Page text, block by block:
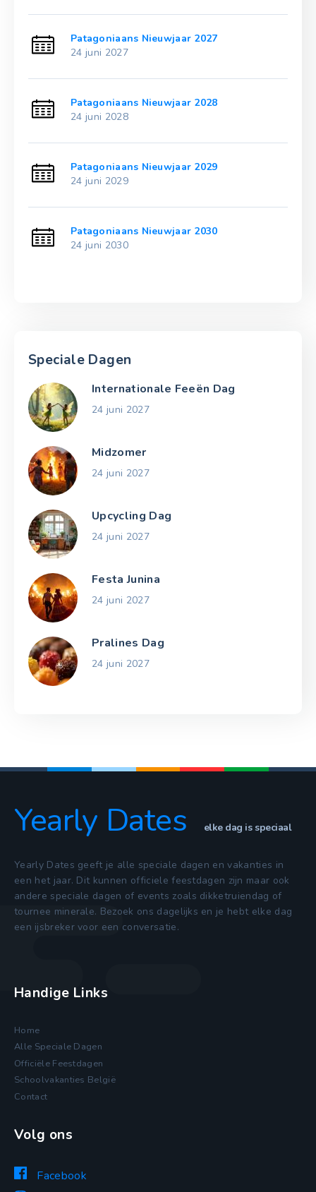
Patagoniaans Nieuwjaar 2027
24 juni 2027
Patagoniaans Nieuwjaar 2028
24 juni 2028
Patagoniaans Nieuwjaar 2029
24 juni 2029
Patagoniaans Nieuwjaar 2030
24 juni 2030
Speciale Dagen
Internationale Feeën Dag
24 juni 2027
Midzomer
24 juni 2027
Upcycling Dag
24 juni 2027
Festa Junina
24 juni 2027
Pralines Dag
24 juni 2027
Yearly Dates elke dag is speciaal
Yearly Dates geeft je alle speciale dagen en vakanties in
een het jaar. Dit kunnen officiele feestdagen zijn maar ook
andere speciale dagen of events zoals dikketruiendag of
tournee minerale. Bezoek ons dagelijks en je hebt elke dag
een ijsbreker voor een conversatie.
Handige Links
Home
Alle Speciale Dagen
Officiële Feestdagen
Schoolvakanties België
Contact
Volg ons
Facebook